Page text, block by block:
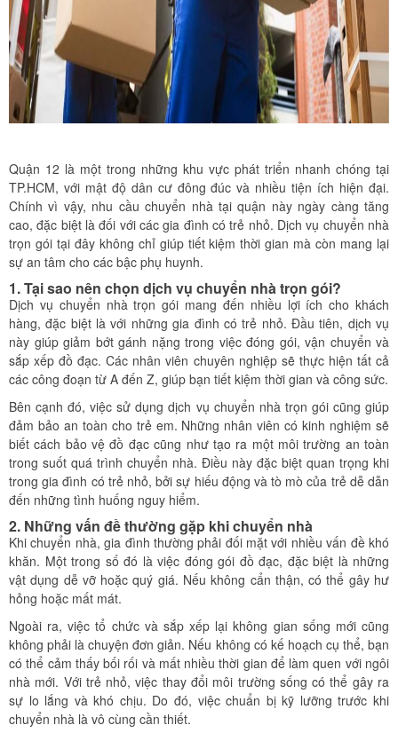
Quận 12 là một trong những khu vực phát triển nhanh chóng tại
TP.HCM, với mật độ dân cư đông đúc và nhiều tiện ích hiện đại.
Chính vì vậy, nhu cầu chuyển nhà tại quận này ngày càng tăng
cao, đặc biệt là đối với các gia đình có trẻ nhỏ. Dịch vụ chuyển nhà
trọn gói tại đây không chỉ giúp tiết kiệm thời gian mà còn mang lại
sự an tâm cho các bậc phụ huynh.
1. Tại sao nên chọn dịch vụ chuyển nhà trọn gói?
Dịch vụ chuyển nhà trọn gói mang đến nhiều lợi ích cho khách
hàng, đặc biệt là với những gia đình có trẻ nhỏ. Đầu tiên, dịch vụ
này giúp giảm bớt gánh nặng trong việc đóng gói, vận chuyển và
sắp xếp đồ đạc. Các nhân viên chuyên nghiệp sẽ thực hiện tất cả
các công đoạn từ A đến Z, giúp bạn tiết kiệm thời gian và công sức.
Bên cạnh đó, việc sử dụng dịch vụ chuyển nhà trọn gói cũng giúp
đảm bảo an toàn cho trẻ em. Những nhân viên có kinh nghiệm sẽ
biết cách bảo vệ đồ đạc cũng như tạo ra một môi trường an toàn
trong suốt quá trình chuyển nhà. Điều này đặc biệt quan trọng khi
trong gia đình có trẻ nhỏ, bởi sự hiếu động và tò mò của trẻ dễ dẫn
đến những tình huống nguy hiểm.
2. Những vấn đề thường gặp khi chuyển nhà
Khi chuyển nhà, gia đình thường phải đối mặt với nhiều vấn đề khó
khăn. Một trong số đó là việc đóng gói đồ đạc, đặc biệt là những
vật dụng dễ vỡ hoặc quý giá. Nếu không cẩn thận, có thể gây hư
hỏng hoặc mất mát.
Ngoài ra, việc tổ chức và sắp xếp lại không gian sống mới cũng
không phải là chuyện đơn giản. Nếu không có kế hoạch cụ thể, bạn
có thể cảm thấy bối rối và mất nhiều thời gian để làm quen với ngôi
nhà mới. Với trẻ nhỏ, việc thay đổi môi trường sống có thể gây ra
sự lo lắng và khó chịu. Do đó, việc chuẩn bị kỹ lưỡng trước khi
chuyển nhà là vô cùng cần thiết.